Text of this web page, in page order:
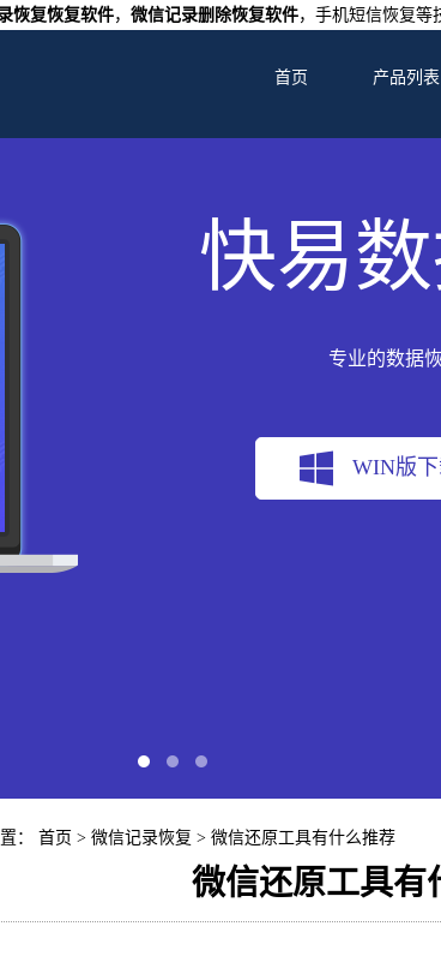
恢复恢复软件， 微信记录删除恢复软件，手机短信恢复等
首页 产品列表
快易
专业的数据
WIN版
快易
： 首页 > 微信记录恢复 > 微信还原工具有什么推荐
微信还原工具有